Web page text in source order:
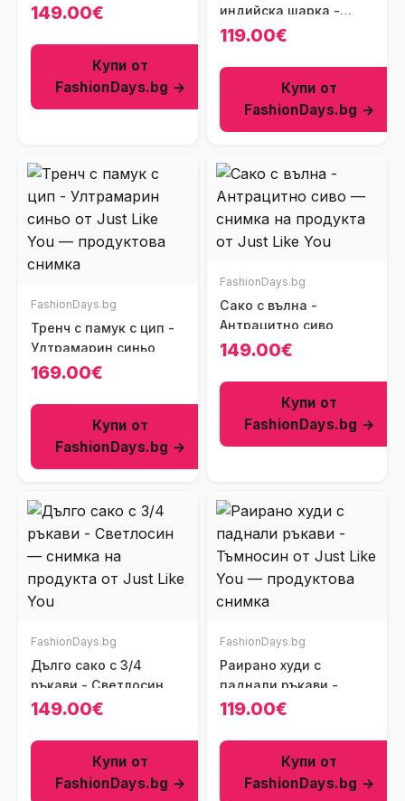
149.00€
Купи от
FashionDays.bg →
индийска шарка -
Червен/Бял/Тъмносин
119.00€
Купи от
FashionDays.bg →
FashionDays.bg
Тренч с памук с цип -
Ултрамарин синьо
169.00€
Купи от
FashionDays.bg →
FashionDays.bg
Сако с вълна -
Антрацитно сиво
149.00€
Купи от
FashionDays.bg →
FashionDays.bg
Дълго сако с 3/4
ръкави - Светлосин
149.00€
Купи от
FashionDays.bg →
FashionDays.bg
Раирано худи с
паднали ръкави -
Тъмносин
119.00€
Купи от
FashionDays.bg →